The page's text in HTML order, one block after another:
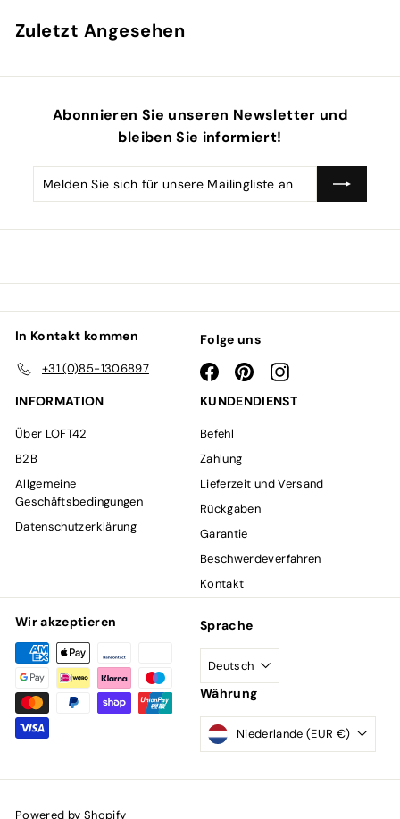
Zuletzt Angesehen
Abonnieren Sie unseren Newsletter und
bleiben Sie informiert!
Melden
Sie
Mailingliste
Abonnieren
In Kontakt kommen
+31 (0)85-1306897
Folge uns
FacebookPinterestInstagram
INFORMATION
Über LOFT42
B2B
Allgemeine
Geschäftsbedingungen
Datenschutzerklärung
KUNDENDIENST
Befehl
Zahlung
Lieferzeit und Versand
Rückgaben
Garantie
Beschwerdeverfahren
Kontakt
Wir akzeptieren Sprache
Deutsch
Währung
Niederlande (EUR €)
Powered by Shopify